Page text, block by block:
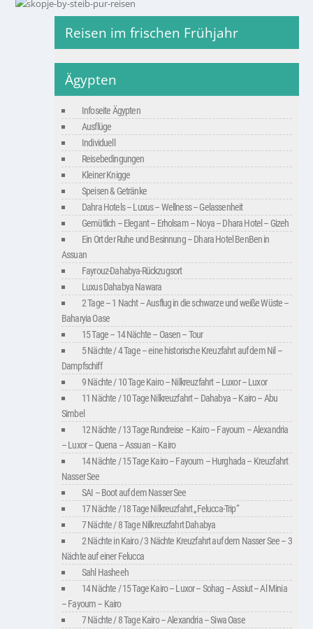
Reisen im frischen Frühjahr
Ägypten
Infoseite Ägypten
Ausflüge
Individuell
Reisebedingungen
Kleiner Knigge
Speisen & Getränke
Dahra Hotels – Luxus – Wellness – Gelassenheit
Gemütlich – Elegant – Erholsam – Noya – Dhara Hotel – Gizeh
Ein Ort der Ruhe und Besinnung – Dhara Hotel BenBen in
Assuan
Fayrouz-Dahabya-Rückzugsort
Luxus Dahabya Nawara
2 Tage – 1 Nacht – Ausflug in die schwarze und weiße Wüste –
Baharyia Oase
15 Tage – 14 Nächte – Oasen – Tour
5 Nächte / 4 Tage – eine historische Kreuzfahrt auf dem Nil –
Dampfschiff
9 Nächte / 10 Tage Kairo – Nilkreuzfahrt – Luxor – Luxor
11 Nächte / 10 Tage Nilkreuzfahrt – Dahabya – Kairo – Abu
Simbel
12 Nächte / 13 Tage Rundreise – Kairo – Fayoum – Alexandria
– Luxor – Quena – Assuan – Kairo
14 Nächte / 15 Tage Kairo – Fayoum – Hurghada – Kreuzfahrt
Nasser See
SAI – Boot auf dem Nasser See
17 Nächte / 18 Tage Nilkreuzfahrt „Felucca-Trip“
7 Nächte / 8 Tage Nilkreuzfahrt Dahabya
2 Nächte in Kairo / 3 Nächte Kreuzfahrt auf dem Nasser See – 3
Nächte auf einer Felucca
Sahl Hasheeh
14 Nächte / 15 Tage Kairo – Luxor – Sohag – Assiut – Al Minia
– Fayoum – Kairo
7 Nächte / 8 Tage Kairo – Alexandria – Siwa Oase